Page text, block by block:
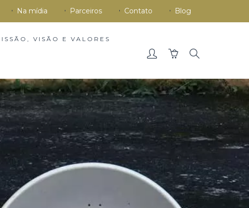
Na mídia Parceiros Contato Blog
VISÃO E VALORES